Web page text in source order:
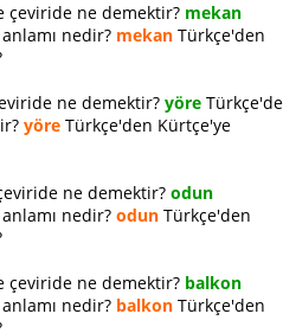
çeviride ne demektir? mekan
nedir? mekan Türkçe'den
ne demektir? yöre
yöre Türkçe'den Kürtçe'ye
ne demektir? odun
nedir? odun Türkçe'den
çeviride ne demektir? balkon
nedir? balkon Türkçe'den